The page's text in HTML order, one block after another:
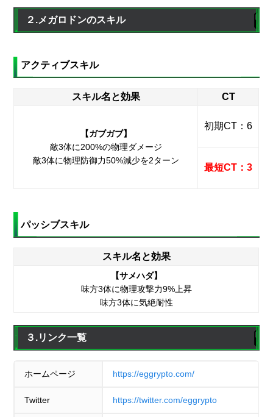
２.メガロドンのスキル
アクティブスキル
スキル名と効果 CT
【ガブガブ】
敵3体に200%の物理ダメージ
敵3体に物理防御力50%減少を2ターン
初期CT：6
最短CT：3
パッシブスキル
スキル名と効果
【サメハダ】
味方3体に物理攻撃力9%上昇
味方3体に気絶耐性
３.リンク一覧
ホームページ https://eggrypto.com/
Twitter https://twitter.com/eggrypto